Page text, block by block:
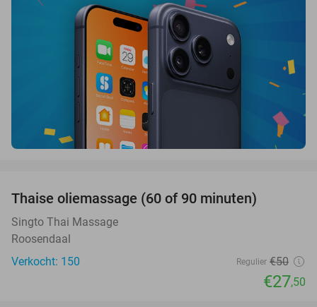
OUT
Thaise oliemassage (60 of 90 minuten)
Singto Thai Massage
Roosendaal
Verkocht: 150
Regulier €50
€27,50